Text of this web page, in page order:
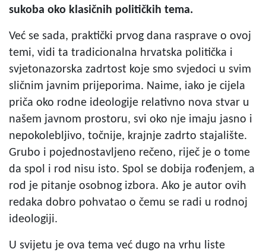
sukoba oko klasičnih političkih tema.
Već se sada, praktički prvog dana rasprave o ovoj
temi, vidi ta tradicionalna hrvatska politička i
svjetonazorska zadrtost koje smo svjedoci u svim
sličnim javnim prijeporima. Naime, iako je cijela
priča oko rodne ideologije relativno nova stvar u
našem javnom prostoru, svi oko nje imaju jasno i
nepokolebljivo, točnije, krajnje zadrto stajalište.
Grubo i pojednostavljeno rečeno, riječ je o tome
da spol i rod nisu isto. Spol se dobija rođenjem, a
rod je pitanje osobnog izbora. Ako je autor ovih
redaka dobro pohvatao o čemu se radi u rodnoj
ideologiji.
U svijetu je ova tema već dugo na vrhu liste